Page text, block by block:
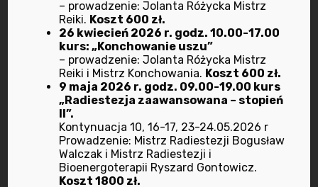
styczeń 2023
grudzień 2022
listopad 2022
październik 2022
wrzesień 2022
– prowadzenie: Jolanta Różycka Mistrz
Reiki. Koszt 600 zł.
26 kwiecień 2026 r. godz. 10.00-17.00
kurs: „Konchowanie uszu”
– prowadzenie: Jolanta Różycka Mistrz
Reiki i Mistrz Konchowania. Koszt 600 zł.
9 maja 2026 r. godz. 09.00-19.00 kurs
„Radiestezja zaawansowana – stopień
II”.
Kontynuacja 10, 16-17, 23-24.05.2026 r
Prowadzenie: Mistrz Radiestezji Bogusław
Walczak i Mistrz Radiestezji i
Bioenergoterapii Ryszard Gontowicz.
Koszt 1800 zł.